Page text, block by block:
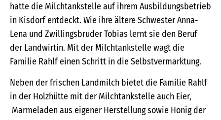
hatte die Milchtankstelle auf ihrem Ausbildungsbetrieb
in Kisdorf entdeckt. Wie ihre ältere Schwester Anna-
Lena und Zwillingsbruder Tobias lernt sie den Beruf
der Landwirtin. Mit der Milchtankstelle wagt die
Familie Rahlf einen Schritt in die Selbstvermarktung.
Neben der frischen Landmilch bietet die Familie Rahlf
in der Holzhütte mit der Milchtankstelle auch Eier,
Marmeladen aus eigener Herstellung sowie Honig der